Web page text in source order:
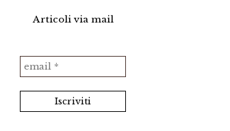
Articoli via mail